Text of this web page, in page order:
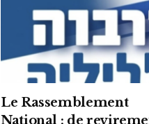
Le Rassemblement
National : de